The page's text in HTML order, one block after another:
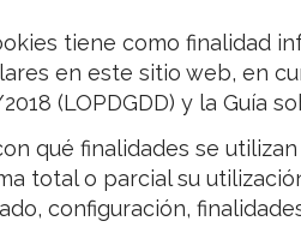
tiene como finalidad
en este sitio web, en
(LOPDGDD) y la Guía
qué finalidades se
total o parcial su
configuración,